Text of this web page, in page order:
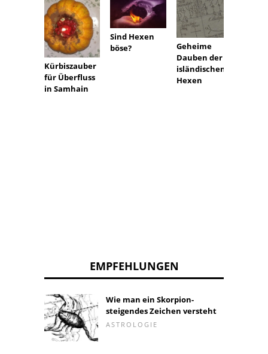
Kürbiszauber
für Überfluss
in Samhain
Sind Hexen
böse?
Geheime
Dauben der
isländischen
Hexen
EMPFEHLUNGEN
Wie man ein Skorpion-
steigendes Zeichen versteht
ASTROLOGIE